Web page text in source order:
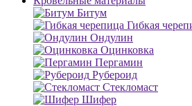
Битум
Гибкая
Ондулин
Оцинковка
Пергамин
Рубероид
Стекломаст
Шифер